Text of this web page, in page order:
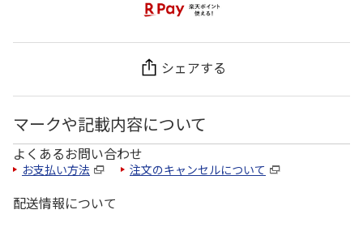
シェアする
マークや記載内容について
よくあるお問い合わせ
お支払い方法 注文のキャンセルについて
配送情報について